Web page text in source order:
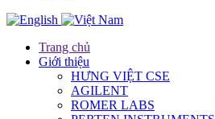
Trang chủ
Giới thiệu
HƯNG VIỆT CSE
AGILENT
ROMER LABS